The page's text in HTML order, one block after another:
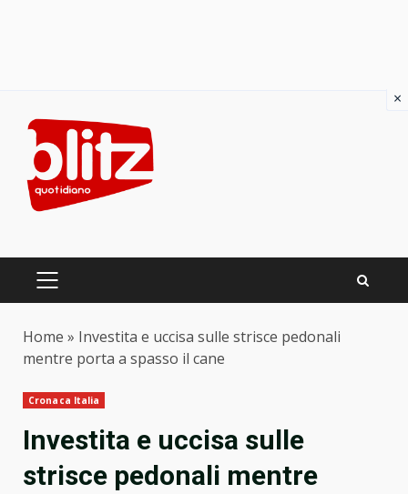
content
PRIMARY
Home » Investita e uccisa sulle strisce pedonali
mentre porta a spasso il cane
Cronaca Italia
Investita e uccisa sulle
strisce pedonali mentre
×